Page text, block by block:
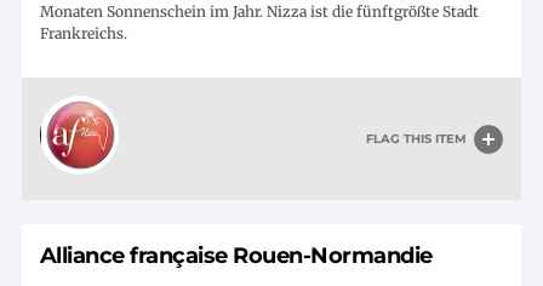
FLAG THIS ITEM
Monaten Sonnenschein im Jahr. Nizza ist die fünftgrößte Stadt
Frankreichs.
Alliance française Rouen-Normandie